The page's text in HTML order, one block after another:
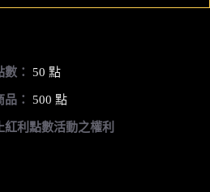
： 50 點
： 500 點
利點數活動之權利